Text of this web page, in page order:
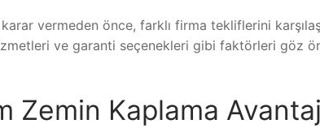
vermeden önce, farklı firma tekliflerini
ve garanti seçenekleri gibi faktörleri göz
Zemin Kaplama